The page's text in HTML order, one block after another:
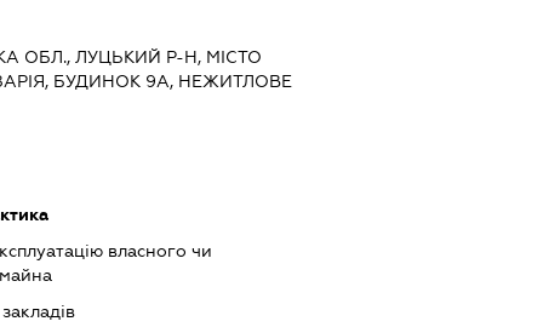
ОБЛ., ЛУЦЬКИЙ Р-Н, МІСТО
БУДИНОК 9А, НЕЖИТЛОВЕ
власного чи